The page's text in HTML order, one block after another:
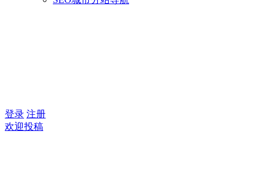
登录 注册
欢迎投稿